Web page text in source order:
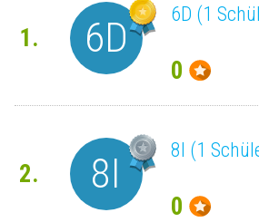
1. 6D 6D (1
0
2. 8I 8I (1
0